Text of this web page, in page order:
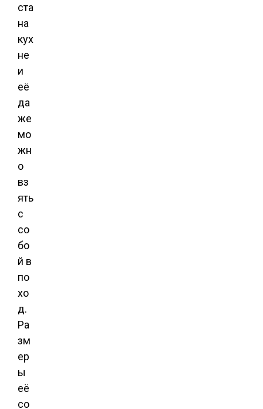
ста
на
кух
не
и
её
да
же
мо
жн
о
вз
ять
с
со
бо
й в
по
хо
д.
Ра
зм
ер
ы
её
со